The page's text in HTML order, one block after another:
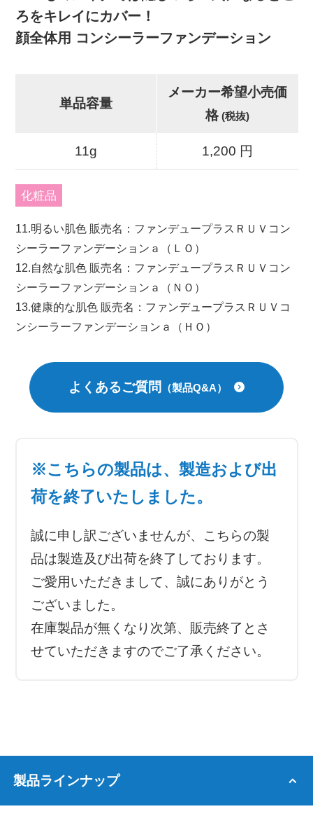
ろをキレイにカバー！
顔全体用 コンシーラーファンデーション
単品容量
メーカー希望小売価
格(税抜)
11g 1,200 円
化粧品
11.明るい肌色 販売名：ファンデュープラスＲＵＶコン
シーラーファンデーションａ（ＬＯ）
12.自然な肌色 販売名：ファンデュープラスＲＵＶコン
シーラーファンデーションａ（ＮＯ）
13.健康的な肌色 販売名：ファンデュープラスＲＵＶコ
ンシーラーファンデーションａ（ＨＯ）
よくあるご質問 （製品Q&A）
※こちらの製品は、製造および出
荷を終了いたしました。
誠に申し訳ございませんが、こちらの製
品は製造及び出荷を終了しております。
ご愛用いただきまして、誠にありがとう
ございました。
在庫製品が無くなり次第、販売終了とさ
せていただきますのでご了承ください。
製品ラインナップ